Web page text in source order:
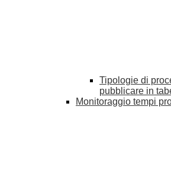
Tipologie di
pubblicare in
Monitoraggio tempi